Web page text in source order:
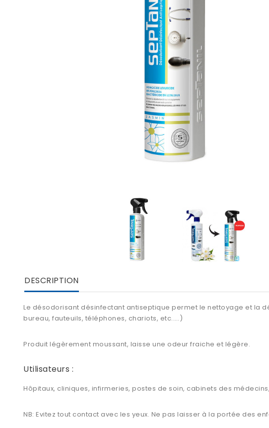
DESCRIPTION
Le désodorisant désinfectant antiseptique permet le nettoyage et la
bureau, fauteuils, téléphones, chariots, etc.….)
Produit légèrement moussant, laisse une odeur fraiche et légère.
Utilisateurs :
Hôpitaux, cliniques, infirmeries, postes de soin, cabinets des
NB: Evitez tout contact avec les yeux. Ne pas laisser à la portée des